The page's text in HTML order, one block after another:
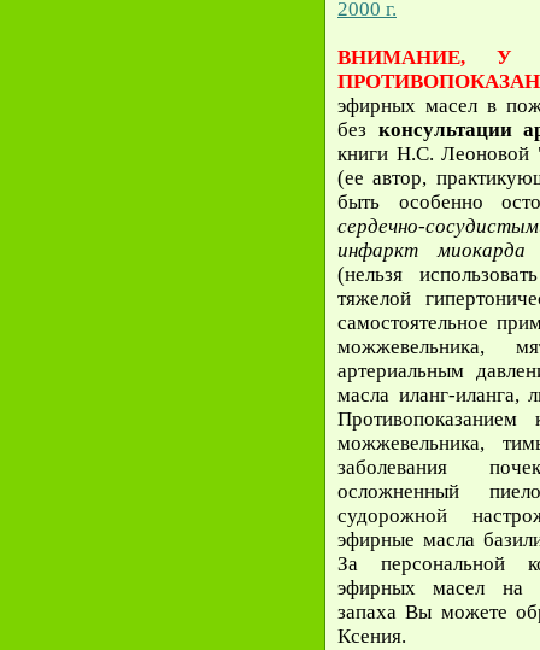
2000 г.
ВНИМАНИЕ, У
эфирных масел в
без консультации
книги Н.С. Леоновой
(ее автор,
быть особенно
сердечно-
инфаркт
(нельзя
тяжелой
самостоятельное
можжевельника,
артериальным
масла иланг-иланга,
можжевельника,
заболевания
осложненный
судорожной
эфирные масла
За персональной
эфирных масел на
запаха Вы можете
Ксения.